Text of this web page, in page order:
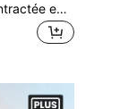
EASEVO Chemise décontractée en tissu tissé à manches courtes violette pour hommes grande taille, vacances, cadeaux pour la fête des pères